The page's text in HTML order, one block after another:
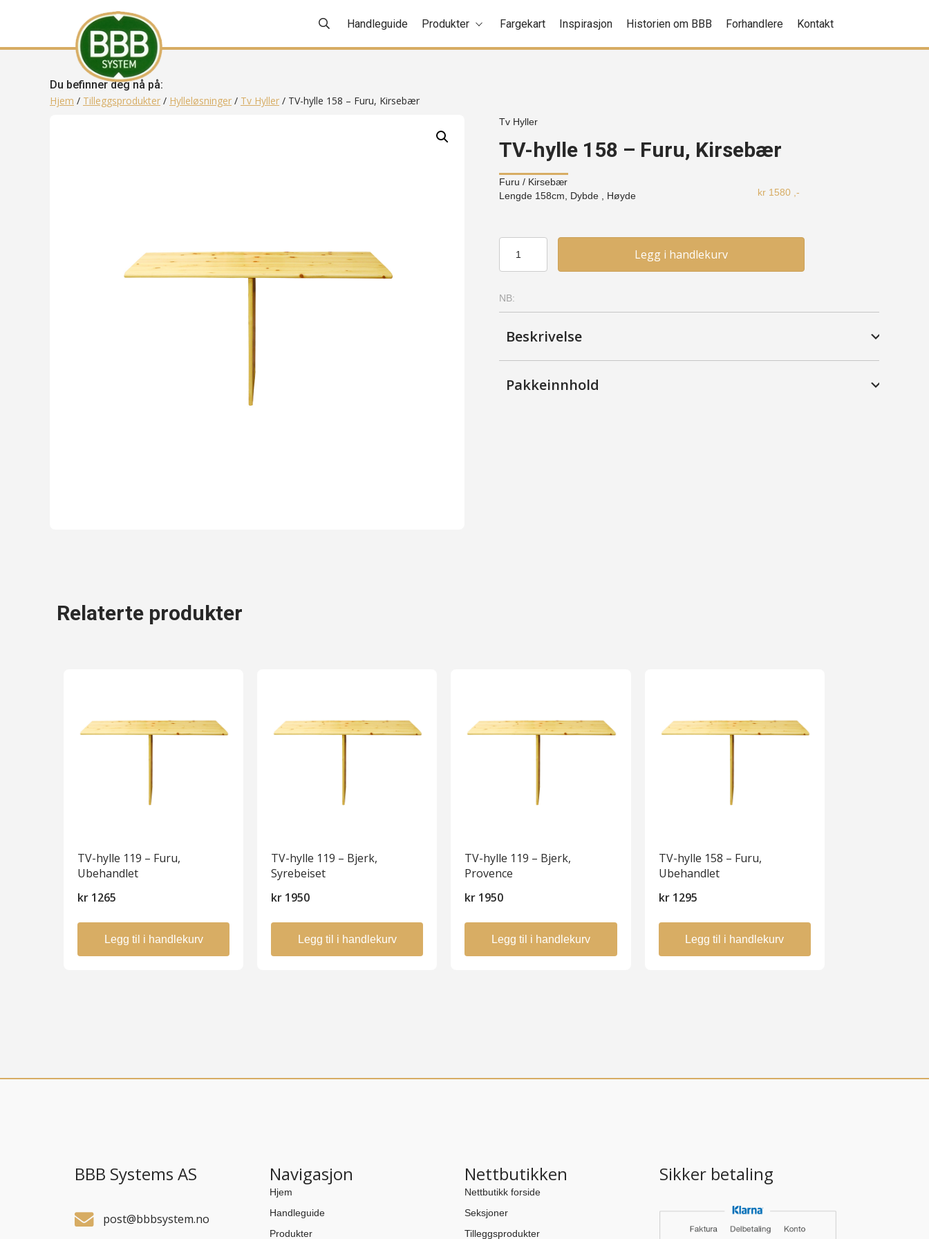
Handleguide Produkter Fargekart Inspirasjon Historien om BBB Forhandlere Kontakt
Du befinner deg nå på:
Hjem / Tilleggsprodukter / Hylleløsninger / Tv Hyller / TV-hylle 158 – Furu, Kirsebær
Tv Hyller
TV-hylle 158 – Furu, Kirsebær
Furu / Kirsebær
Lengde 158cm, Dybde , Høyde
kr1580 ,-
hylle
158
Furu,
Kirsebær
Legg i handlekurv
NB:
Beskrivelse
Pakkeinnhold
Relaterte produkter
TV-hylle 119 – Furu,
Ubehandlet
kr 1265
Legg til i handlekurv
TV-hylle 119 – Bjerk,
Syrebeiset
kr 1950
Legg til i handlekurv
TV-hylle 119 – Bjerk,
Provence
kr 1950
Legg til i handlekurv
TV-hylle 158 – Furu,
Ubehandlet
kr1295
Legg til i handlekurv
BBB Systems AS
post@bbbsystem.no
Navigasjon
Hjem
Handleguide
Produkter
Nettbutikken
Nettbutikk forside
Seksjoner
Tilleggsprodukter
Sikker betaling